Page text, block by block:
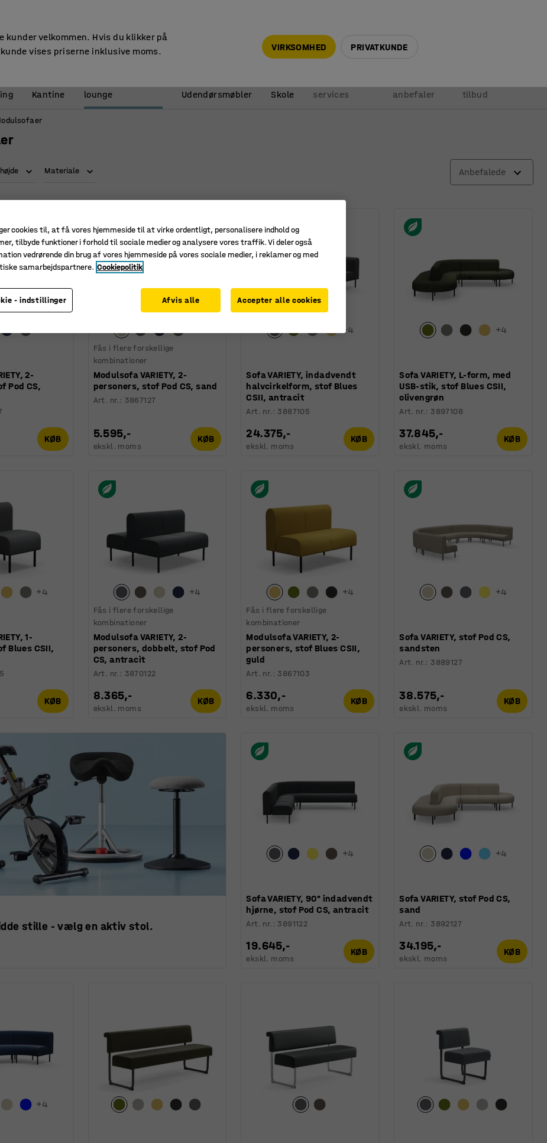
Kantine
lounge
Udendørsmøbler Skole
services
anbefaler
tilbud
Materiale Anbefalede
2-
Pod CS,
KØB
Fås i flere forskellige
kombinationer
Modulsofa VARIETY, 2-
personers, stof Pod CS, sand
Art. nr. : 3867127
5.595,-
ekskl. moms
KØB
+4
Sofa VARIETY, indadvendt
halvcirkelform, stof Blues
CSII, antracit
Art. nr. : 3887105
24.375,-
ekskl. moms
KØB
+4
Sofa VARIETY, L-form, med
USB-stik, stof Blues CSII,
olivengrøn
Art. nr.: 3897108
37.845,-
ekskl. moms
KØB
+4
1-
Blues CSII,
KØB
+4
Fås i flere forskellige
kombinationer
Modulsofa VARIETY, 2-
personers, dobbelt, stof Pod
CS, antracit
Art. nr. : 3870122
8.365,-
ekskl. moms
KØB
+4
Fås i flere forskellige
kombinationer
Modulsofa VARIETY, 2-
personers, stof Blues CSII,
guld
Art. nr. : 3867103
6.330,-
ekskl. moms
KØB
+4
Sofa VARIETY, stof Pod CS,
sandsten
Art. nr.: 3889127
38.575,-
ekskl. moms
KØB
stille - vælg en aktiv stol.
+4
Sofa VARIETY, 90° indadvendt
hjørne, stof Pod CS, antracit
Art. nr. : 3891122
19.645,-
ekskl. moms
KØB
+4
Sofa VARIETY, stof Pod CS,
sand
Art. nr.: 3892127
34.195,-
ekskl. moms
KØB
+4
kunder velkommen. Hvis du klikker på
vises priserne inklusive moms.
VIRKSOMHED PRIVATKUNDE
cookies til, at få vores hjemmeside til at virke ordentligt, personalisere indhold og
tilbyde funktioner i forhold til sociale medier og analysere vores traffik. Vi deler også
vedrørende din brug af vores hjemmeside på vores sociale medier, i reklamer og med
samarbejdspartnere. Cookiepolitik
- indstillinger Afvis alle Accepter alle cookies